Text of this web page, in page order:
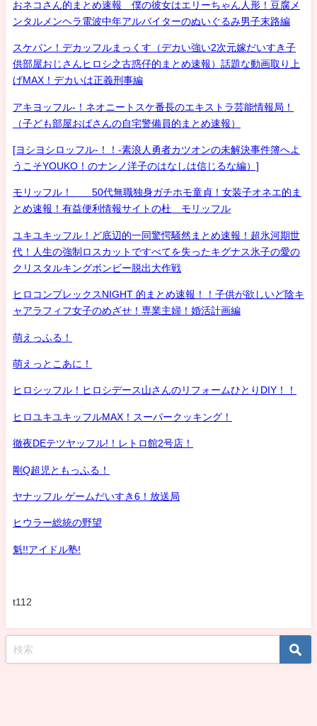
おネコさん的まとめ速報 僕の彼女はエリーちゃん人形！豆腐メ
ンタルメンヘラ電波中年アルバイターのぬいぐるみ男子末路編
スケバン！デカッフルまっくす（デカい強い2次元嫁だいすき子
供部屋おじさんヒロシ之古惑仔的まとめ速報）話題な動画取り上
げMAX！デカいは正義刑事編
アキヨッフル-！ネオニートスケ番長のエキストラ芸能情報局！
（子ども部屋おばさんの自宅警備員的まとめ速報）
[ヨシヨシロッフル-！！-素浪人勇者カツオンの未解決事件簿へよ
うこそYOUKO！のナンノ洋子のはなしは信じるな編）]
モリッフル！ 50代無職独身ガチホモ童貞！女装子オネエ的ま
とめ速報！有益便利情報サイトの杜 モリッフル
ユキユキッフル！ど底辺的一同驚愕騒然まとめ速報！超氷河期世
代！人生の強制ロスカットですべてを失ったキグナス氷子の愛の
クリスタルキングボンビー脱出大作戦
ヒロコンプレックスNIGHT 的まとめ速報！！子供が欲しいど陰キ
ャアラフィフ女子のめざせ！専業主婦！婚活計画編
萌えっふる！
萌えっとこあに！
ヒロシッフル！ヒロシデース山さんのリフォームひとりDIY！！
ヒロユキユキッフルMAX！スーパークッキング！
徹夜DEテツヤッフル!！レトロ館2号店！
剛Q超児ともっふる！
ヤナッフル ゲームだいすき6！放送局
ヒウラー総統の野望
魁!!アイドル塾!
t112